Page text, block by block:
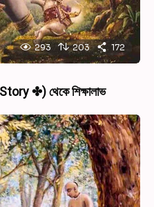
293 203 172
✤) থেকে শিক্ষালাভ